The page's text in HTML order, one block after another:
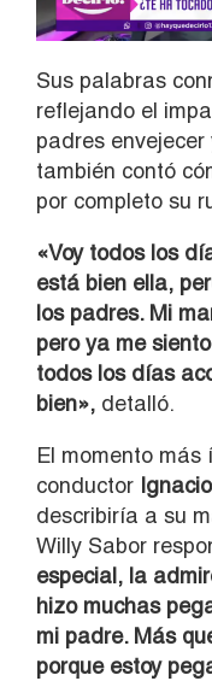
Sus palabras
reflejando el
padres
también contó
por completo su
«Voy todos los
está bien ella,
los padres. Mi
pero ya me
todos los días
bien», detalló.
El momento más
conductor
describiría a su
Willy Sabor
especial, la
hizo muchas
mi padre. Más
porque estoy